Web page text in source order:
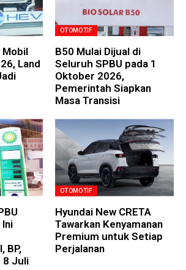
Mobil
Land
OTOMOTIF
B50 Mulai Dijual di
Seluruh SPBU pada 1
Oktober 2026,
Pemerintah Siapkan
Masa Transisi
BP,
8 Juli
OTOMOTIF
Hyundai New CRETA
Tawarkan Kenyamanan
Premium untuk Setiap
Perjalanan